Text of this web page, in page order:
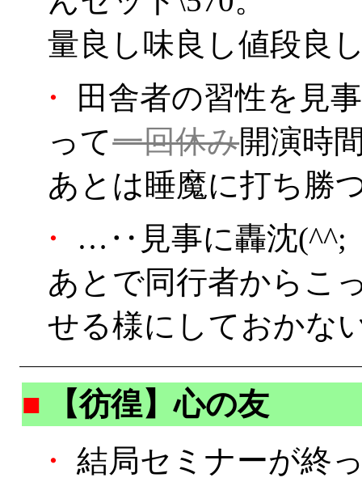
量良し味良し値段良
・
田舎者の習性を見
って一回休み開演時
あとは睡魔に打ち勝
・
…‥見事に轟沈(^^;
あとで同行者からこ
せる様にしておかな
■
【彷徨】心の友
・
結局セミナーが終